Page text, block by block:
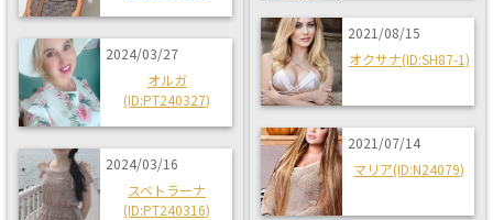
2024/03/27
オルガ
(ID:PT240327)
2024/03/16
スベトラーナ
(ID:PT240316)
2021/08/15
オクサナ(ID:SH87-1)
2021/07/14
マリア(ID:N24079)